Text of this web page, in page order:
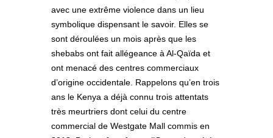
avec une extrême violence dans un lieu
symbolique dispensant le savoir. Elles se
sont déroulées un mois après que les
shebabs ont fait allégeance à Al-Qaïda et
ont menacé des centres commerciaux
d’origine occidentale. Rappelons qu’en trois
ans le Kenya a déjà connu trois attentats
très meurtriers dont celui du centre
commercial de Westgate Mall commis en